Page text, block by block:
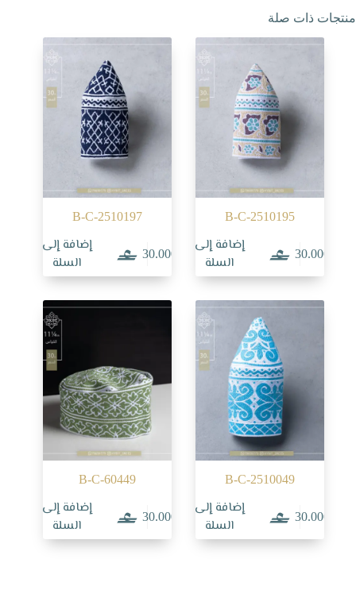
منتجات ذات صلة
B-C-2510195
30.000
إضافة إلى
السلة
B-C-2510197
30.000
إضافة إلى
السلة
B-C-2510049
30.000
إضافة إلى
السلة
B-C-60449
30.000
إضافة إلى
السلة